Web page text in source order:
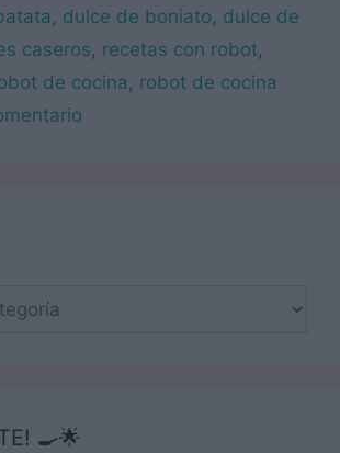
, dulce de boniato, dulce de
caseros, recetas con robot,
de cocina , robot de cocina
🍳🌟